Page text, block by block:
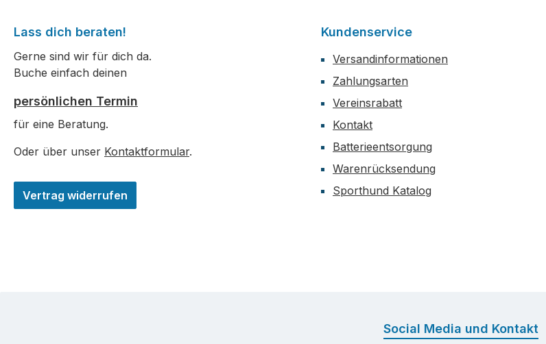
Lass dich beraten!
Gerne sind wir für dich da.
Buche einfach deinen
persönlichen Termin
für eine Beratung.
Oder über unser Kontaktformular.
Vertrag widerrufen
Kundenservice
Versandinformationen
Zahlungsarten
Vereinsrabatt
Kontakt
Batterieentsorgung
Warenrücksendung
Sporthund Katalog
Social Media und Kontakt